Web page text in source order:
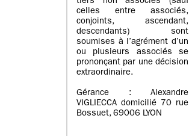
celles entre associés,
conjoints, ascendant,
descendants) sont
soumises à l’agrément d’un
ou plusieurs associés se
prononçant par une décision
extraordinaire.
Gérance : Alexandre
VIGLIECCA domicilié 70 rue
Bossuet, 69006 LYON